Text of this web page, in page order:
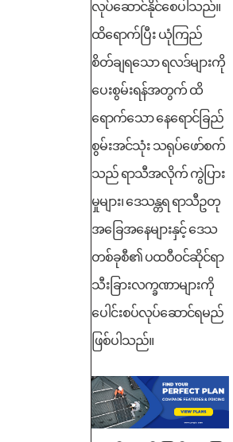
လုပ်ဆောင်နိုင်စေပါသည်။
ထိရောက်ပြီး ယုံကြည်
စိတ်ချရသော ရလဒ်များကို
ပေးစွမ်းရန်အတွက် ထိ
ရောက်သော နေရောင်ခြည်
စွမ်းအင်သုံး သရုပ်ဖော်စက်
သည် ရာသီအလိုက် ကွဲပြား
မှုများ၊ ဒေသန္တရ ရာသီဥတု
အခြေအနေများနှင့် ဒေသ
တစ်ခုစီ၏ ပထဝီဝင်ဆိုင်ရာ
သီးခြားလက္ခဏာများကို
ပေါင်းစပ်လုပ်ဆောင်ရမည်
ဖြစ်ပါသည်။